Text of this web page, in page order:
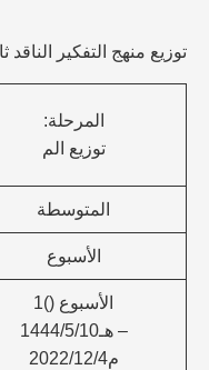
توزيع منهج التفكير
المرحلة:
توزيع الم
المتوسطة
الأسبوع
الأسبوع ()1
– هـ1444/5/10
م2022/12/4